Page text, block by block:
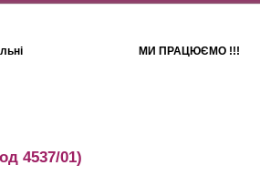
МИ ПРАЦЮЄМО !!!
4537/01)